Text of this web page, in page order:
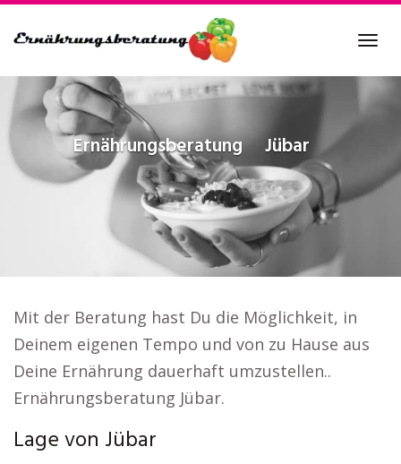
to
content
Ernährungsberatung Jübar
Mit der Beratung hast Du die Möglichkeit, in
Deinem eigenen Tempo und von zu Hause aus
Deine Ernährung dauerhaft umzustellen..
Ernährungsberatung Jübar.
Lage von Jübar